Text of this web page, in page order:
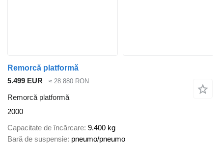
Remorcă platformă
5.499 EUR
≈ 28.880 RON
Remorcă platformă
2000
Capacitate de încărcare 9.400 kg
Bară de suspensie pneumo/pneumo